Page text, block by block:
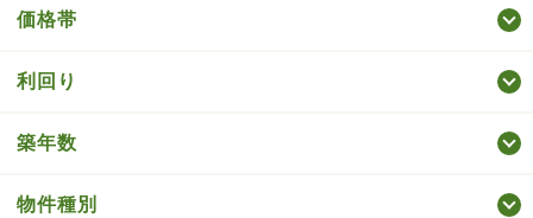
価格帯
利回り
築年数
物件種別